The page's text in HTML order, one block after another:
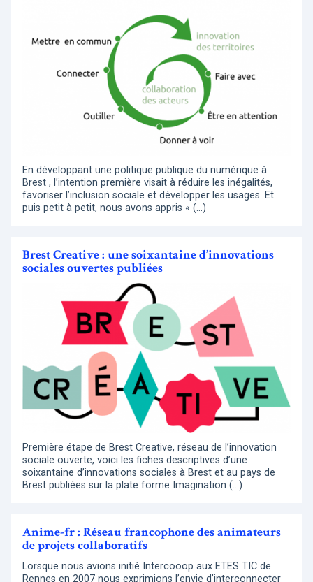
En développant une politique publique du numérique à
Brest , l’intention première visait à réduire les inégalités,
favoriser l’inclusion sociale et développer les usages. Et
puis petit à petit, nous avons appris « (…)
Brest Creative : une soixantaine d’innovations
sociales ouvertes publiées
Première étape de Brest Creative, réseau de l’innovation
sociale ouverte, voici les fiches descriptives d’une
soixantaine d’innovations sociales à Brest et au pays de
Brest publiées sur la plate forme Imagination (…)
Anime-fr : Réseau francophone des animateurs
de projets collaboratifs
Lorsque nous avions initié Intercooop aux ETES TIC de
Rennes en 2007 nous exprimions l’envie d’interconnecter